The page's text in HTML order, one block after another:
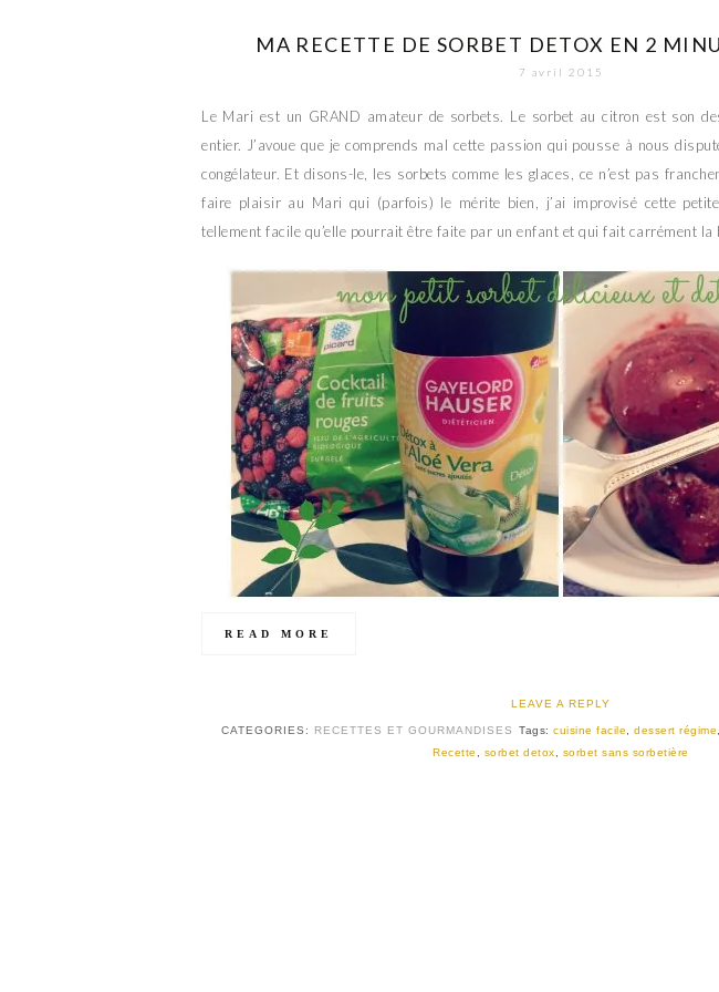
MA RECETTE DE SORBET DETOX EN 2
7 avril 2015
Le Mari est un GRAND amateur de sorbets. Le sorbet au citron est son
entier. J’avoue que je comprends mal cette passion qui pousse à nous
congélateur. Et disons-le, les sorbets comme les glaces, ce n’est pas
faire plaisir au Mari qui (parfois) le mérite bien, j’ai improvisé cette
tellement facile qu’elle pourrait être faite par un enfant et qui fait carrément la
READ MORE
LEAVE A REPLY
CATEGORIES: RECETTES ET GOURMANDISES Tags:cuisine facile ,dessert régime
Recette
sorbet detox sorbet sans sorbetière